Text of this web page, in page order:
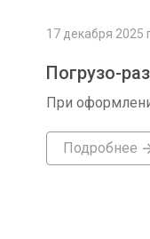
17 декабря 2025
Погрузо-
При
Подробнее